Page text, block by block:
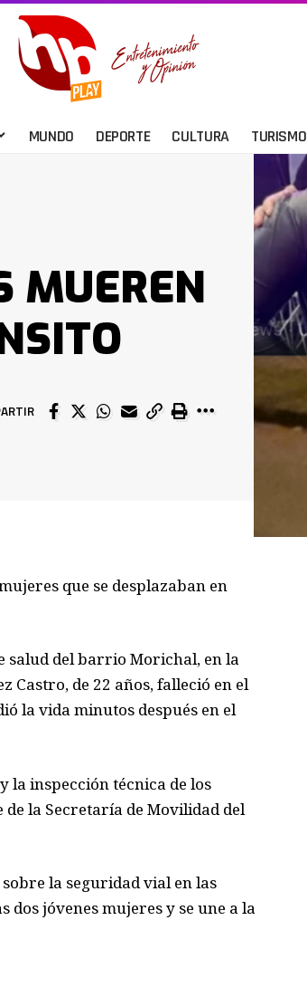
MUNDO DEPORTE CULTURA TURISMO
MUEREN
que se desplazaban en
salud del barrio Morichal, en la
Castro, de 22 años, falleció en el
la vida minutos después en el
la inspección técnica de los
la Secretaría de Movilidad del
la seguridad vial en las
dos jóvenes mujeres y se une a la